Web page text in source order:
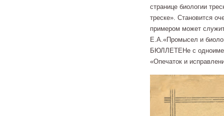
странице биологии
треске». Становится
примером может
Е.А.«Промысел и
БЮЛЛЕТЕНе с
«Опечаток и